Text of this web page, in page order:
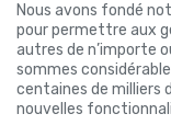
Nous avons fondé
pour permettre aux
autres de n’importe
sommes
centaines de milliers
nouvelles